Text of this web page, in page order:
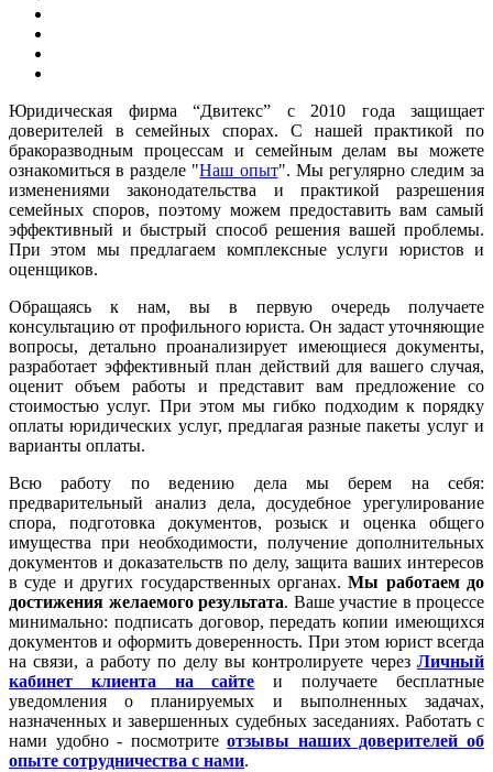
Юридическая фирма “Двитекс” с 2010 года защищает
доверителей в семейных спорах. С нашей практикой по
бракоразводным процессам и семейным делам вы можете
ознакомиться в разделе "Наш опыт". Мы регулярно следим за
изменениями законодательства и практикой разрешения
семейных споров, поэтому можем предоставить вам самый
эффективный и быстрый способ решения вашей проблемы.
При этом мы предлагаем комплексные услуги юристов и
оценщиков.
Обращаясь к нам, вы в первую очередь получаете
консультацию от профильного юриста. Он задаст уточняющие
вопросы, детально проанализирует имеющиеся документы,
разработает эффективный план действий для вашего случая,
оценит объем работы и представит вам предложение со
стоимостью услуг. При этом мы гибко подходим к порядку
оплаты юридических услуг, предлагая разные пакеты услуг и
варианты оплаты.
Всю работу по ведению дела мы берем на себя:
предварительный анализ дела, досудебное урегулирование
спора, подготовка документов, розыск и оценка общего
имущества при необходимости, получение дополнительных
документов и доказательств по делу, защита ваших интересов
в суде и других государственных органах.Мы работаем до
достижения желаемого результата. Ваше участие в процессе
минимально: подписать договор, передать копии имеющихся
документов и оформить доверенность. При этом юрист всегда
на связи, а работу по делу вы контролируете через Личный
кабинет клиента на сайте и получаете бесплатные
уведомления о планируемых и выполненных задачах,
назначенных и завершенных судебных заседаниях. Работать с
нами удобно - посмотритеотзывы наших доверителей об
опыте сотрудничества с нами.